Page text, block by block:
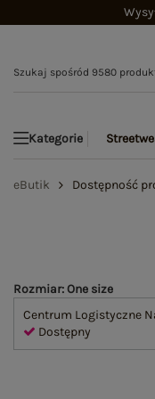
Kategorie
eButik Dostępność
Rozmiar: One size
Centrum Logistyczne
Dostępny